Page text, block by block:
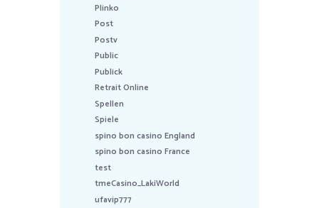
Plinko
Post
Postv
Public
Publick
Retrait Online
Spellen
Spiele
spino bon casino England
spino bon casino France
test
tmeCasino_LakiWorld
ufavip777